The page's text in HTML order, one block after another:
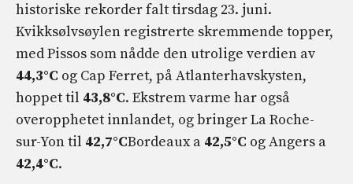
historiske rekorder falt tirsdag 23. juni.
Kvikksølvsøylen registrerte skremmende topper,
med Pissos som nådde den utrolige verdien av
44,3°C og Cap Ferret, på Atlanterhavskysten,
hoppet til 43,8°C. Ekstrem varme har også
overopphetet innlandet, og bringer La Roche-
sur-Yon til 42,7°CBordeaux a 42,5°C og Angers a
42,4°C.